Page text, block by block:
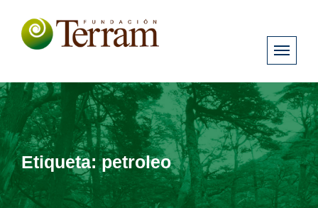
Etiqueta:petroleo